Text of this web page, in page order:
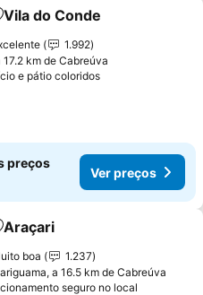
aos favoritos
do Conde
1.992
17.2 km de Cabreúva
e pátio coloridos
preços
Ver preços
aos favoritos
Araçari
boa
1.237
a 16.5 km de Cabreúva
seguro no local